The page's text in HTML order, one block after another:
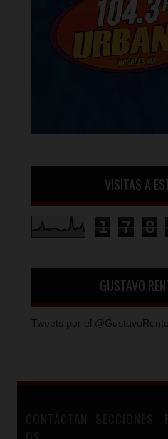
VISITAS A
1 7 8
GUSTAVO
Tweets por el